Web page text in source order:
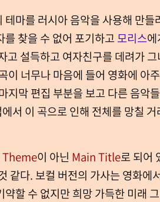
테마를 러시아 음악을 사용해 만
찾을 수 없어 포기하고 모리스
고 설득하고 여자친구를 데려가
이 너무나 마음에 들어 영화에 아
지막 편집 부분을 보고 다른 음악
서 이 곡으로 인해 전체를 망칠
이 아닌 Main Title로 되어
같다. 보컬 버전의 가사는 영화에
약할 수 없지만 희망 가득한 미래